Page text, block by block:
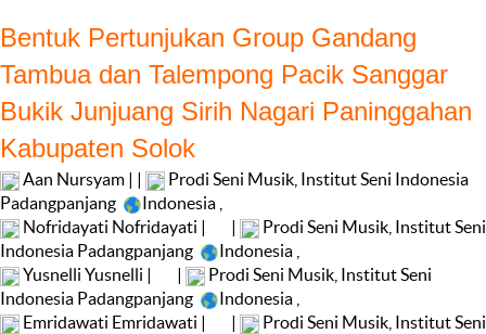
Bentuk Pertunjukan Group Gandang
Tambua dan Talempong Pacik Sanggar
Bukik Junjuang Sirih Nagari Paninggahan
Kabupaten Solok
Aan Nursyam | |
Prodi Seni Musik, Institut Seni Indonesia
Padangpanjang
Indonesia
Nofridayati Nofridayati |
|
Prodi Seni Musik, Institut Seni
Indonesia Padangpanjang
Indonesia
Yusnelli Yusnelli |
|
Prodi Seni Musik, Institut Seni
Indonesia Padangpanjang
Indonesia
Emridawati Emridawati |
|
Prodi Seni Musik, Institut Seni